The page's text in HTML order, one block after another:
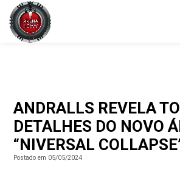
ANDRALLS REVELA
DETALHES DO NOVO
“NIVERSAL
Postado em 05/05/2024